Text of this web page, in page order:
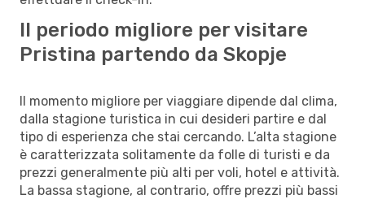
Il periodo migliore per visitare
Pristina partendo da Skopje
Il momento migliore per viaggiare dipende dal clima,
dalla stagione turistica in cui desideri partire e dal
tipo di esperienza che stai cercando. L’alta stagione
è caratterizzata solitamente da folle di turisti e da
prezzi generalmente più alti per voli, hotel e attività.
La bassa stagione, al contrario, offre prezzi più bassi